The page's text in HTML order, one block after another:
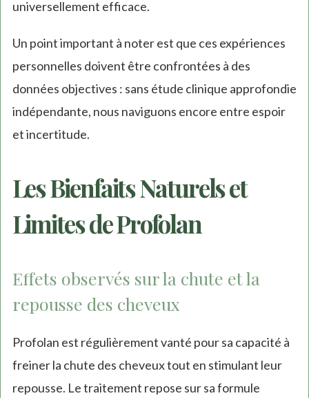
universellement efficace.
Un point important à noter est que ces expériences
personnelles doivent être confrontées à des
données objectives : sans étude clinique approfondie
indépendante, nous naviguons encore entre espoir
et incertitude.
Les Bienfaits Naturels et
Limites de Profolan
Effets observés sur la chute et la
repousse des cheveux
Profolan est régulièrement vanté pour sa capacité à
freiner la chute des cheveux tout en stimulant leur
repousse. Le traitement repose sur sa formule